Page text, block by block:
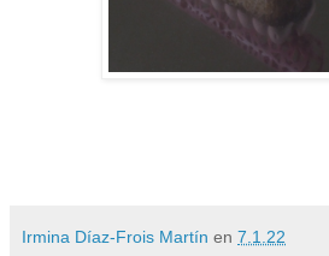
Irmina Díaz-Frois Martín en 7.1.22